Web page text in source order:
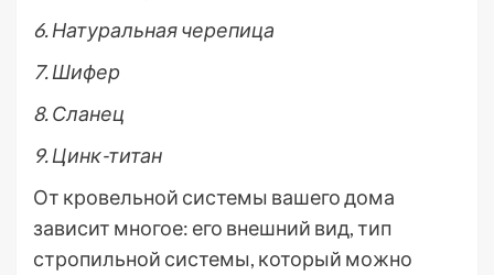
6. Натуральная черепица
7. Шифер
8. Сланец
9. Цинк-титан
От кровельной системы вашего дома
зависит многое: его внешний вид, тип
стропильной системы, который можно